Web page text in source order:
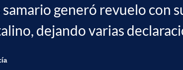
generó revuelo con
dejando varias